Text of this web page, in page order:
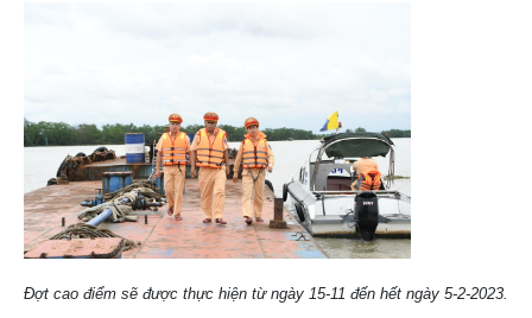
Đợt cao điểm sẽ được thực hiện từ ngày 15-11 đến hết ngày 5-2-2023.